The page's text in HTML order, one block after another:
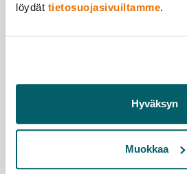
löydät tietosuojasivuiltamme.
Hyväksyn
Muokkaa
ILMOITTAUDU
Lämpimästi tervetuloa!
Puheenjohtaja, Tieteentekijät
Puheenjohtaja, VYTY